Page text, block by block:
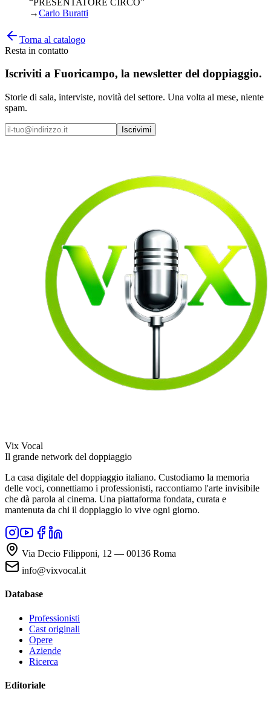
→Carlo Buratti
Torna al catalogo
Resta in contatto
Iscriviti a Fuoricampo, la newsletter del doppiaggio.
Storie di sala, interviste, novità del settore. Una volta al mese, niente
spam.
Iscrivimi
Vix Vocal
Il grande network del doppiaggio
La casa digitale del doppiaggio italiano. Custodiamo la memoria
delle voci, connettiamo i professionisti, raccontiamo l'arte invisibile
che dà parola al cinema. Una piattaforma fondata, curata e
mantenuta da chi il doppiaggio lo vive ogni giorno.
Via Decio Filipponi, 12 — 00136 Roma
info@vixvocal.it
Database
Professionisti
Cast originali
Opere
Aziende
Ricerca
Editoriale